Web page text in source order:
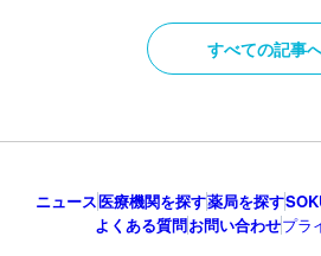
すべての記事
ニュース医療機関を探す薬局を探す
よくある質問お問い合わせプラ